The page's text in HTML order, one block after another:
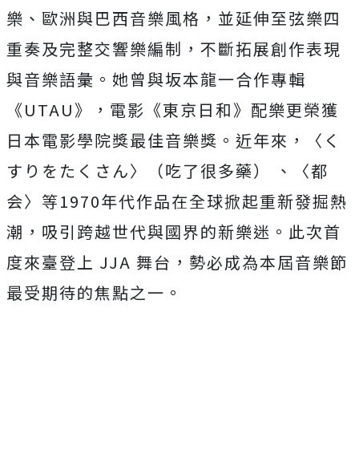
樂、歐洲與巴西音樂風格，並延伸至弦樂四
重奏及完整交響樂編制，不斷拓展創作表現
與音樂語彙。她曾與坂本龍一合作專輯
《UTAU》，電影《東京日和》配樂更榮獲
日本電影學院獎最佳音樂獎。近年來，〈く
すりをたくさん〉（吃了很多藥） 、〈都
会〉等1970年代作品在全球掀起重新發掘熱
潮，吸引跨越世代與國界的新樂迷。此次首
度來臺登上 JJA 舞台，勢必成為本屆音樂節
最受期待的焦點之一。